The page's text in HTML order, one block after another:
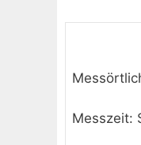
Messzeit: